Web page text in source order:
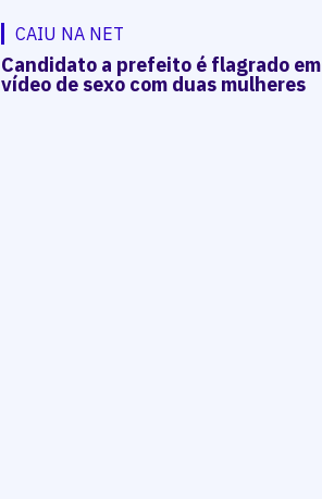
CAIU NA NET
Candidato a prefeito é flagrado em
vídeo de sexo com duas mulheres